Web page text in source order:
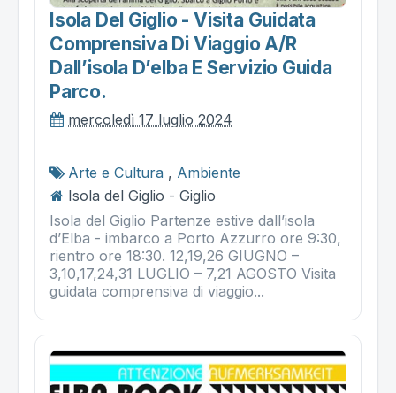
Isola Del Giglio - Visita Guidata
Comprensiva Di Viaggio A/r
Dall’isola D’elba E Servizio Guida
Parco.
mercoledì 17 luglio 2024
Arte e Cultura , Ambiente
Isola del Giglio - Giglio
Isola del Giglio Partenze estive dall’isola
d’Elba - imbarco a Porto Azzurro ore 9:30,
rientro ore 18:30. 12,19,26 GIUGNO –
3,10,17,24,31 LUGLIO – 7,21 AGOSTO Visita
guidata comprensiva di viaggio...